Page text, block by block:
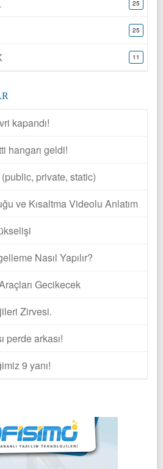
25
25
11
kapandı!
hangarı geldi!
private, static)
ve Kısaltma Videolu Anlatım
Nasıl Yapılır?
Gecikecek
Zirvesi.
perde arkası!
9 yanı!